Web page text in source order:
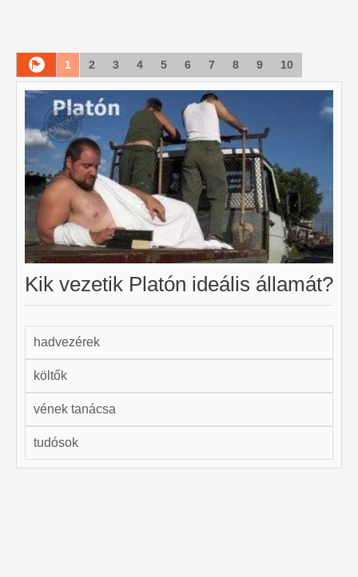
1 2 3 4 5 6 7 8 9 10
Kik vezetik Platón ideális államát?
hadvezérek
költők
vének tanácsa
tudósok